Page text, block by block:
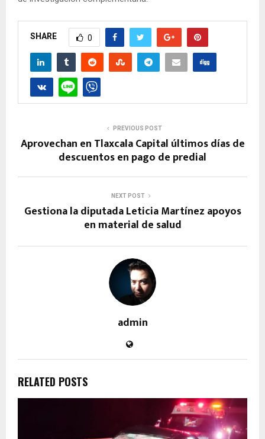
SHARE 0
PREVIOUS POST
Aprovechan en Tlaxcala Capital últimos días de
descuentos en pago de predial
NEXT POST
Gestiona la diputada Leticia Martínez apoyos
en material de salud
admin
RELATED POSTS